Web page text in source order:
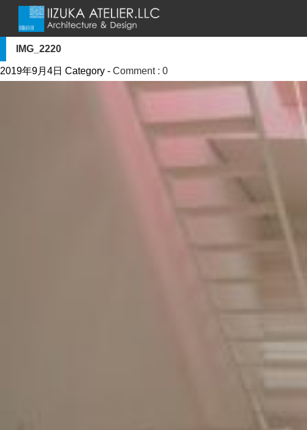
IMG_2220
2019年9月4日 Category - Comment : 0